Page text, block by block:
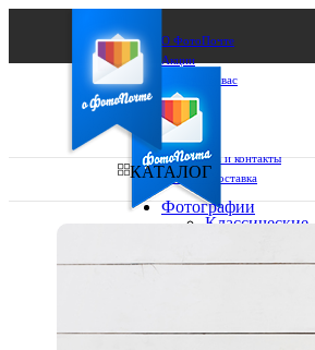
О ФотоПочте
Акции
Сделаем за вас
Бизнесу
FAQ
Франшиза
Поддержка и контакты
Оплата и доставка
КАТАЛОГ
Фотографии
Классические
10х10
15х20